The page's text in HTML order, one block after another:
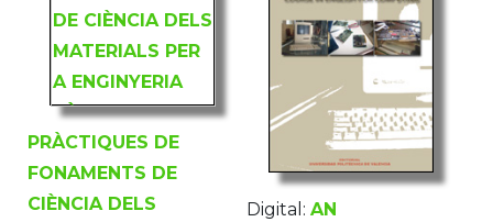
PRÀCTIQUES DE
FONAMENTS DE
CIÈNCIA DELS
Digital: AN